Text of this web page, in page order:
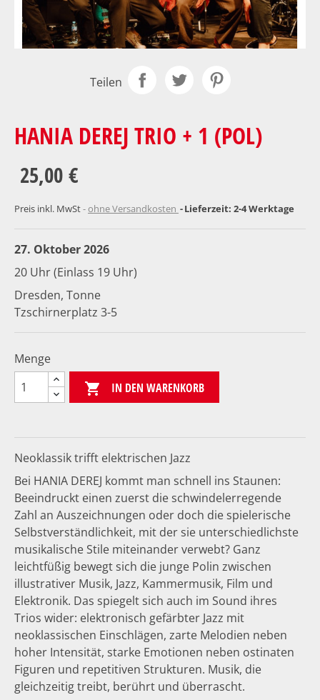
Teilen
HANIA DEREJ TRIO + 1 (POL)
25,00 €
Preis inkl. MwSt ohne Versandkosten Lieferzeit: 2-4 Werktage
27. Oktober 2026
20 Uhr (Einlass 19 Uhr)
Dresden, Tonne
Tzschirnerplatz 3-5
Menge
 IN DEN WARENKORB
Neoklassik trifft elektrischen Jazz
Bei HANIA DEREJ kommt man schnell ins Staunen:
Beeindruckt einen zuerst die schwindelerregende
Zahl an Auszeichnungen oder doch die spielerische
Selbstverständlichkeit, mit der sie unterschiedlichste
musikalische Stile miteinander verwebt? Ganz
leichtfüßig bewegt sich die junge Polin zwischen
illustrativer Musik, Jazz, Kammermusik, Film und
Elektronik. Das spiegelt sich auch im Sound ihres
Trios wider: elektronisch gefärbter Jazz mit
neoklassischen Einschlägen, zarte Melodien neben
hoher Intensität, starke Emotionen neben ostinaten
Figuren und repetitiven Strukturen. Musik, die
gleichzeitig treibt, berührt und überrascht.